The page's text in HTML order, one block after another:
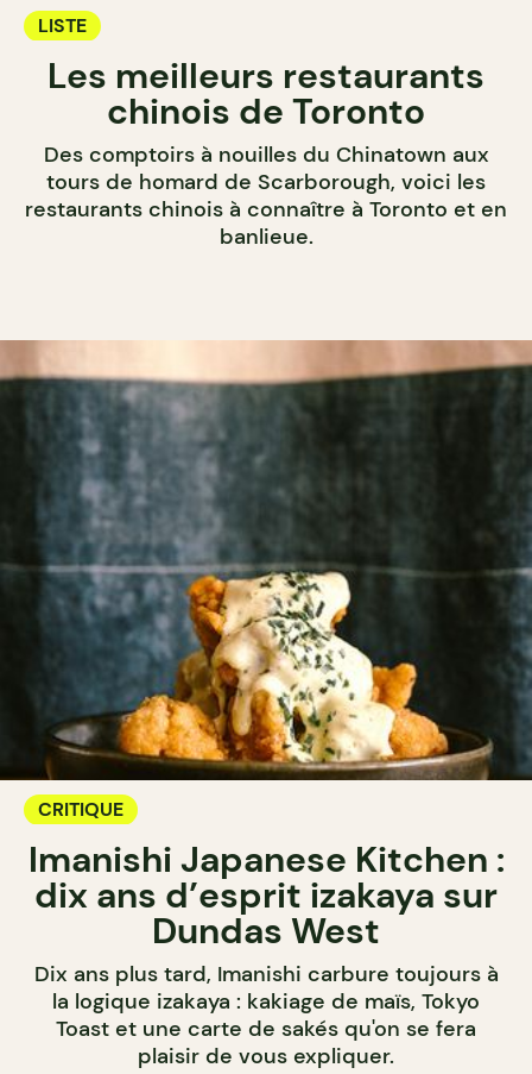
LISTE
Les meilleurs restaurants
chinois de Toronto
Des comptoirs à nouilles du Chinatown aux
tours de homard de Scarborough, voici les
restaurants chinois à connaître à Toronto et en
banlieue.
CRITIQUE
Imanishi Japanese Kitchen :
dix ans d’esprit izakaya sur
Dundas West
Dix ans plus tard, Imanishi carbure toujours à
la logique izakaya : kakiage de maïs, Tokyo
Toast et une carte de sakés qu'on se fera
plaisir de vous expliquer.